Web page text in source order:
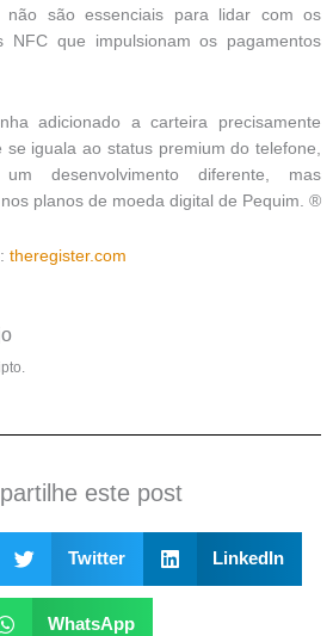
não são essenciais para lidar com os
NFC que impulsionam os pagamentos
adicionado a carteira precisamente
iguala ao status premium do telefone,
desenvolvimento diferente, mas
planos de moeda digital de Pequim. ®
theregister.com
este post
Twitter LinkedIn
WhatsApp